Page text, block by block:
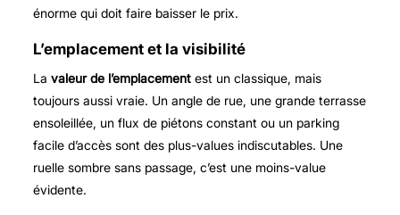
énorme qui doit faire baisser le prix.
L’emplacement et la visibilité
La valeur de l’emplacementest un classique, mais
toujours aussi vraie. Un angle de rue, une grande terrasse
ensoleillée, un flux de piétons constant ou un parking
facile d’accès sont des plus-values indiscutables. Une
ruelle sombre sans passage, c’est une moins-value
évidente.